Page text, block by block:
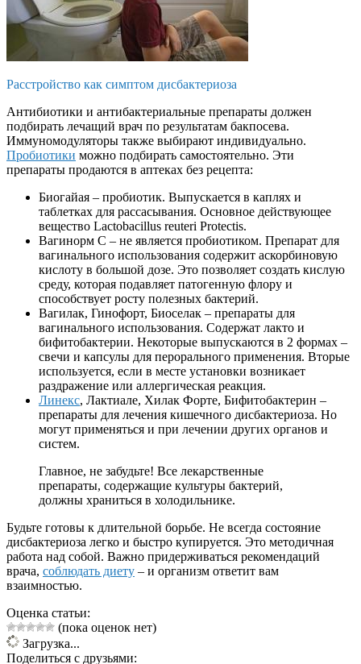
Расстройство как симптом дисбактериоза
Антибиотики и антибактериальные препараты должен
подбирать лечащий врач по результатам бакпосева.
Иммуномодуляторы также выбирают индивидуально.
Пробиотики можно подбирать самостоятельно. Эти
препараты продаются в аптеках без рецепта:
Биогайая – пробиотик. Выпускается в каплях и
таблетках для рассасывания. Основное действующее
вещество Lactobacillus reuteri Protectis.
Вагинорм С – не является пробиотиком. Препарат для
вагинального использования содержит аскорбиновую
кислоту в большой дозе. Это позволяет создать кислую
среду, которая подавляет патогенную флору и
способствует росту полезных бактерий.
Вагилак, Гинофорт, Биоселак – препараты для
вагинального использования. Содержат лакто и
бифитобактерии. Некоторые выпускаются в 2 формах –
свечи и капсулы для перорального применения. Вторые
используется, если в месте установки возникает
раздражение или аллергическая реакция.
Линекс, Лактиале, Хилак Форте, Бифитобактерин –
препараты для лечения кишечного дисбактериоза. Но
могут применяться и при лечении других органов и
систем.
Главное, не забудьте! Все лекарственные
препараты, содержащие культуры бактерий,
должны храниться в холодильнике.
Будьте готовы к длительной борьбе. Не всегда состояние
дисбактериоза легко и быстро купируется. Это методичная
работа над собой. Важно придерживаться рекомендаций
врача, соблюдать диету – и организм ответит вам
взаимностью.
Оценка статьи:
(пока оценок нет)
Загрузка...
Поделиться с друзьями: